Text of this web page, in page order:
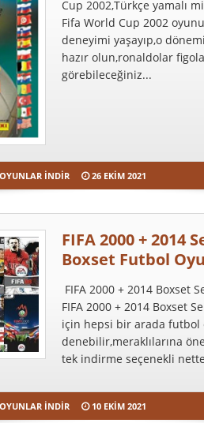
Cup 2002,Türkçe yamalı
Fifa World Cup 2002
deneyimi yaşayıp,o
hazır olun,ronaldolar
görebileceğiniz...
İNDIR 26 EKIM 2021
FIFA 2000 + 2014
Boxset Futbol
FIFA 2000 + 2014 Boxset
FIFA 2000 + 2014 Boxset
için hepsi bir arada futbol
denebilir,meraklılarına
tek indirme seçenekli
İNDIR 10 EKIM 2021